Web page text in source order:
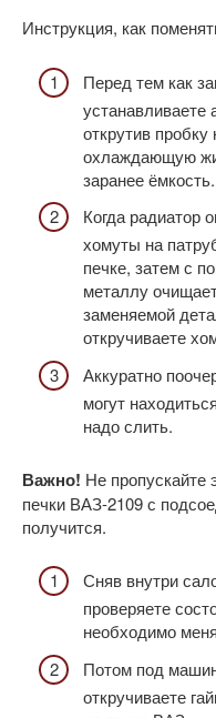
Инструкция, как
Перед тем как
устанавливаете
открутив
охлаждающую
заранее ёмкость.
Когда радиатор
хомуты на
печке, затем с
металлу
заменяемой
откручиваете
Аккуратно
могут
надо слить.
Важно! Не пропускайте
печки ВАЗ-2109 с
получится.
Сняв внутри
проверяете
необходимо
Потом под
откручиваете